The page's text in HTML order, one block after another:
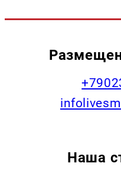
Наша